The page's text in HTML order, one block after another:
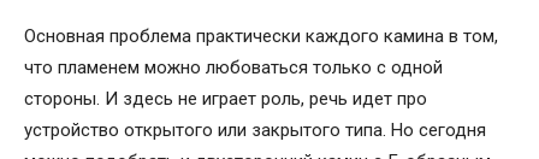
Основная проблема практически каждого камина в том,
что пламенем можно любоваться только с одной
стороны. И здесь не играет роль, речь идет про
устройство открытого или закрытого типа. Но сегодня